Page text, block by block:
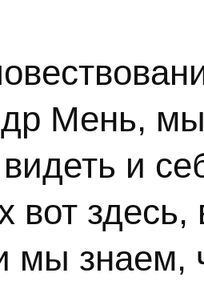
Мень,
и
вот здесь,
мы знаем,